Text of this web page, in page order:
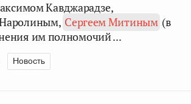
Кавджарадзе,
Сергеем Митиным (в
им полномочий ...
Новость